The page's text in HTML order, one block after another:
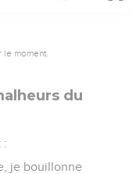
moment.
du
:
je bouillonne